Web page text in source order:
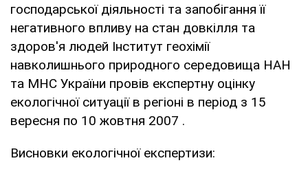
господарської діяльності та запобігання її
негативного впливу на стан довкілля та
здоров'я людей Інститут геохімії
навколишнього природного середовища НАН
та МНС України провів експертну оцінку
екологічної ситуації в регіоні в період з 15
вересня по 10 жовтня 2007 .
Висновки екологічної експертизи: